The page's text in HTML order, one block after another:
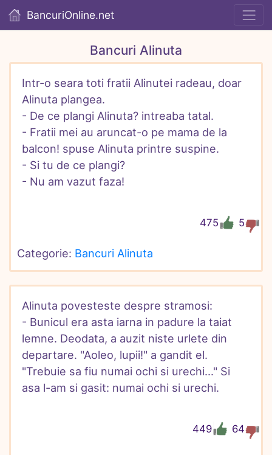
BancuriOnline.net
Bancuri Alinuta
Intr-o seara toti fratii Alinutei radeau, doar
Alinuta plangea.
- De ce plangi Alinuta? intreaba tatal.
- Fratii mei au aruncat-o pe mama de la
balcon! spuse Alinuta printre suspine.
- Si tu de ce plangi?
- Nu am vazut faza!
5
475
Categorie: Bancuri Alinuta
Alinuta povesteste despre stramosi:
- Bunicul era asta iarna in padure la taiat
lemne. Deodata, a auzit niste urlete din
departare. "Aoleo, lupii!" a gandit el.
"Trebuie sa fiu numai ochi si urechi..." Si
asa l-am si gasit: numai ochi si urechi.
64
449